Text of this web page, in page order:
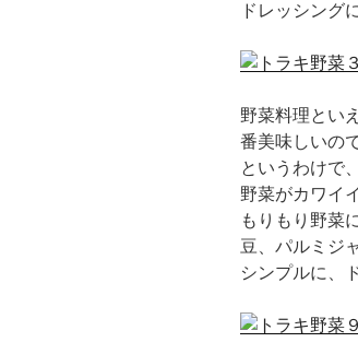
ドレッシング
野菜料理とい
番美味しいの
というわけで
野菜がカワイ
もりもり野菜
豆、パルミジ
シンプルに、